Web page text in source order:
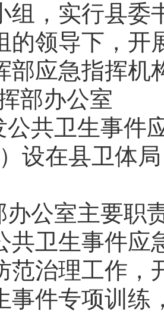
组，实行县委
的领导下，开
部应急指挥机
部办公室
公共卫生事件
设在县卫体
办公室主要职
共卫生事件应
范治理工作，
事件专项训练